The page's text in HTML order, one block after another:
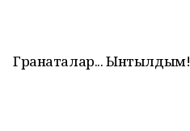
Гранаталар... Ынтылдым!